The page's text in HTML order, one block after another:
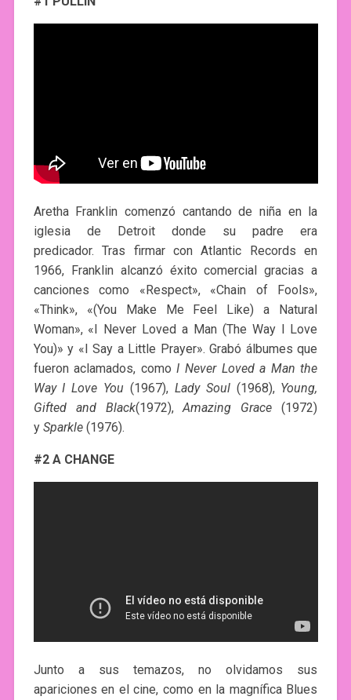
Aretha Franklin comenzó cantando de niña en la
iglesia de Detroit donde su padre era
predicador. Tras firmar con Atlantic Records en
1966, Franklin alcanzó éxito comercial gracias a
canciones como «Respect», «Chain of Fools»,
«Think», «(You Make Me Feel Like) a Natural
Woman», «I Never Loved a Man (The Way I Love
You)» y «I Say a Little Prayer». Grabó álbumes que
fueron aclamados, comoI Never Loved a Man the
Way I Love You (1967), Lady Soul(1968), Young,
Gifted and Black(1972),Amazing Grace (1972)
y Sparkle(1976).
#2 A CHANGE
Junto a sus temazos, no olvidamos sus
apariciones en el cine, como en la magnífica Blues